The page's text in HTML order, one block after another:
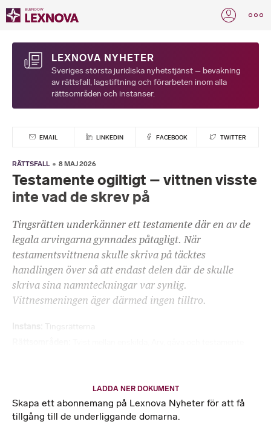
LEXNOVA NYHETER
Sveriges största juridiska nyhetstjänst – bevakning
av rättsfall, lagstiftning och förarbeten inom alla
rättsområden och instanser.
EMAIL LINKEDIN FACEBOOK TWITTER
RÄTTSFALL 8 MAJ 2026
Testamente ogiltigt – vittnen visste
inte vad de skrev på
Tingsrätten underkänner ett testamente där en av de
legala arvingarna gynnades påtagligt. När
testamentsvittnena skulle skriva på täcktes
handlingen över så att endast delen där de skulle
skriva sina namnteckningar var synlig.
Vittnesmeningen äger därmed ingen tilltro.
Tingsrätterna
LADDA NER DOKUMENT
Skapa ett abonnemang på Lexnova Nyheter för att få
tillgång till de underliggande domarna.